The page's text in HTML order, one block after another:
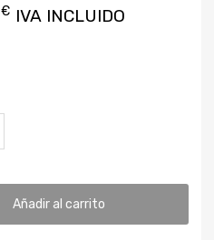
€ IVA INCLUIDO
Añadir al carrito